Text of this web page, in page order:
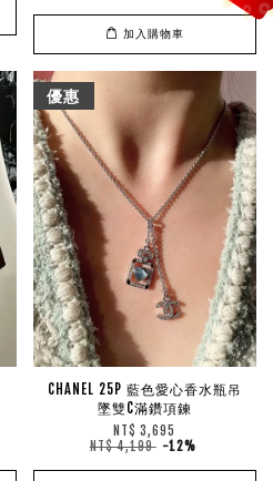
加入購物車
優惠
CHANEL 25P 藍色愛心香水瓶吊
墜雙C滿鑽項鍊
NT$ 3,695
NT$ 4,199 -12%